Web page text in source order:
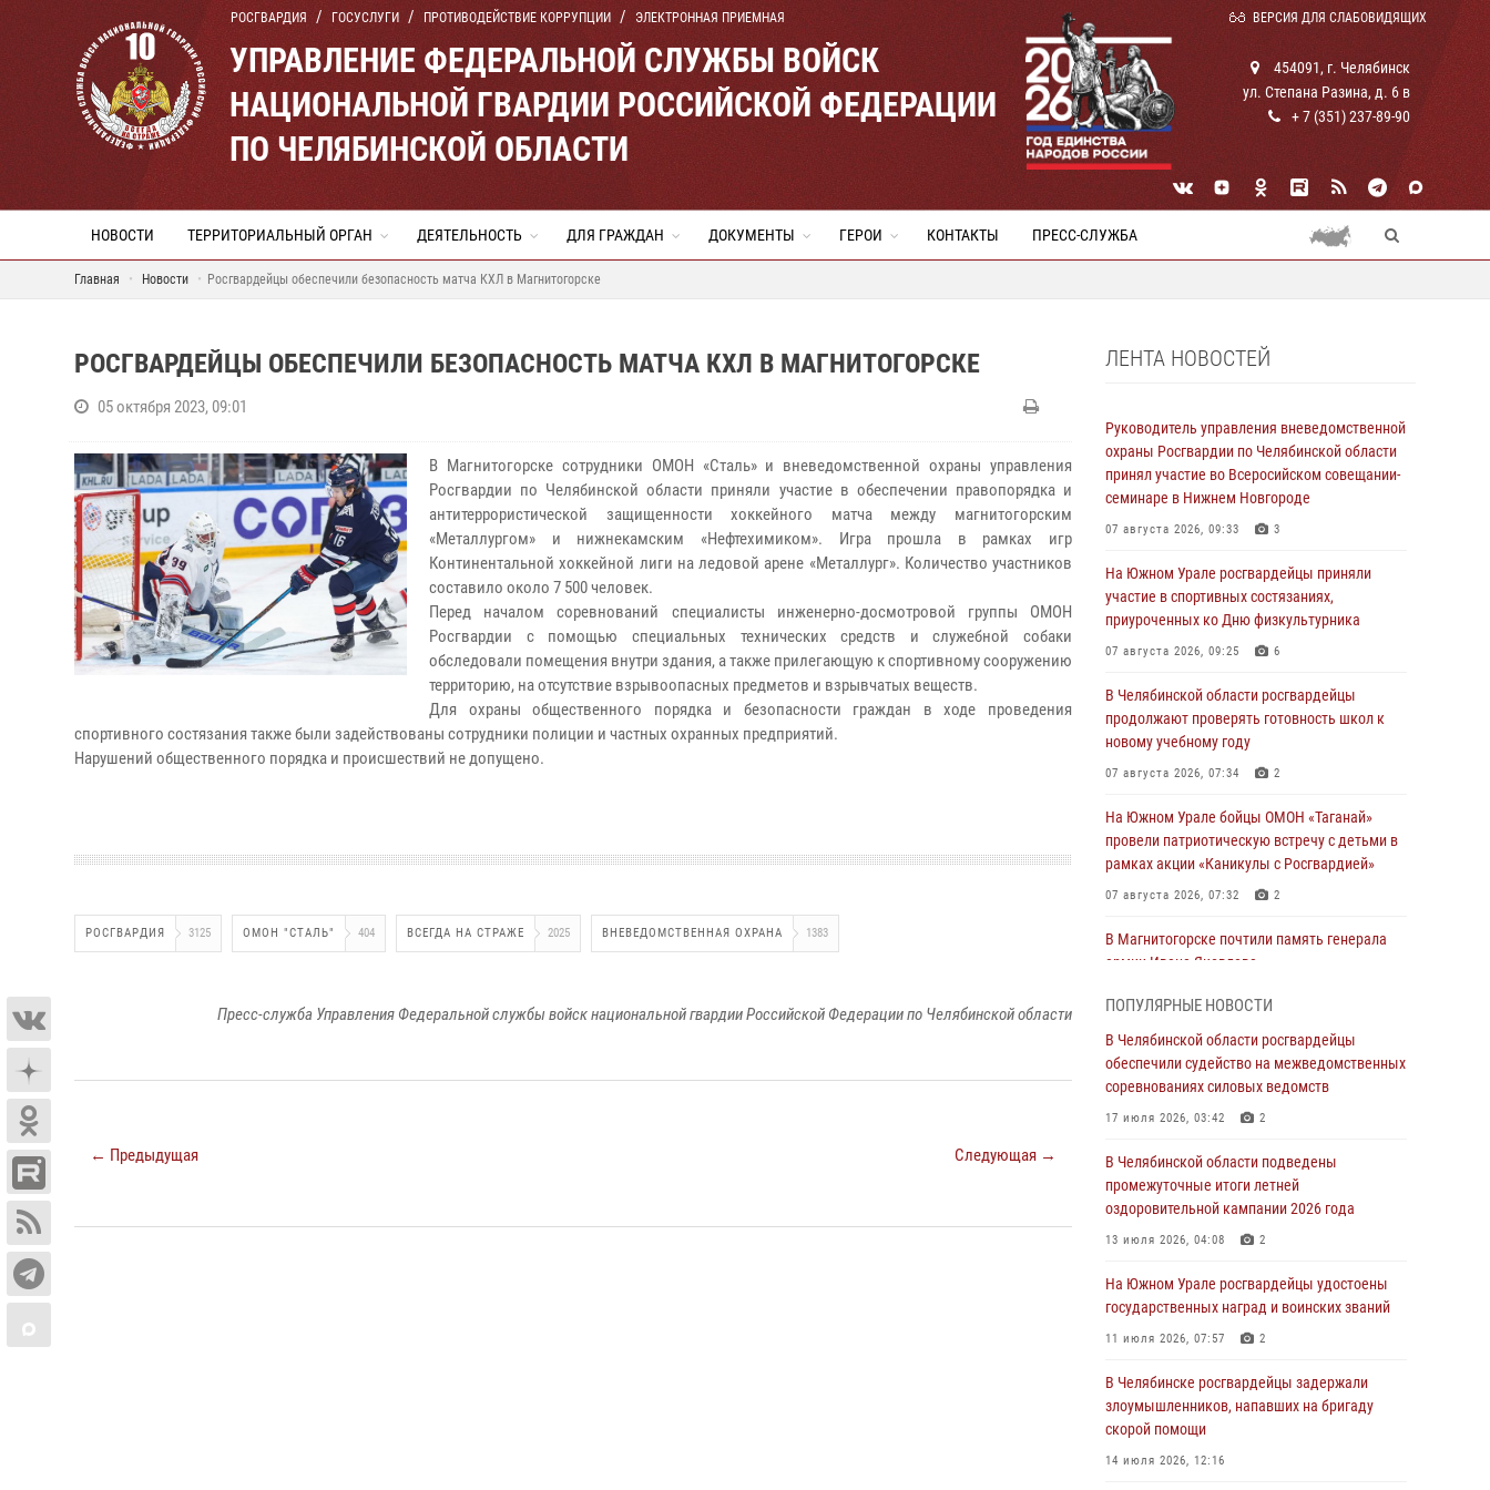
РОСГВАРДИЯ ГОСУСЛУГИ ПРОТИВОДЕЙСТВИЕ КОРРУПЦИИ ЭЛЕКТРОННАЯ ПРИЕМНАЯ ВЕРСИЯ ДЛЯ СЛАБОВИДЯЩИХ
УПРАВЛЕНИЕ ФЕДЕРАЛЬНОЙ СЛУЖБЫ ВОЙСК
НАЦИОНАЛЬНОЙ ГВАРДИИ РОССИЙСКОЙ ФЕДЕРАЦИИ
ПО ЧЕЛЯБИНСКОЙ ОБЛАСТИ
454091, г. Челябинск
ул. Степана Разина, д. 6 в
+ 7 (351) 237-89-90
НОВОСТИ ТЕРРИТОРИАЛЬНЫЙ ОРГАН ДЕЯТЕЛЬНОСТЬ ДЛЯ ГРАЖДАН ДОКУМЕНТЫ ГЕРОИ КОНТАКТЫ ПРЕСС-СЛУЖБА
Главная Новости Росгвардейцы обеспечили безопасность матча КХЛ в Магнитогорске
РОСГВАРДЕЙЦЫ ОБЕСПЕЧИЛИ БЕЗОПАСНОСТЬ МАТЧА КХЛ В МАГНИТОГОРСКЕ
05 октября 2023, 09:01
В Магнитогорске сотрудники ОМОН «Сталь» и вневедомственной охраны управления
Росгвардии по Челябинской области приняли участие в обеспечении правопорядка и
антитеррористической защищенности хоккейного матча между магнитогорским
«Металлургом» и нижнекамским «Нефтехимиком». Игра прошла в рамках игр
Континентальной хоккейной лиги на ледовой арене «Металлург». Количество участников
составило около 7 500 человек.
Перед началом соревнований специалисты инженерно-досмотровой группы ОМОН
Росгвардии с помощью специальных технических средств и служебной собаки
обследовали помещения внутри здания, а также прилегающую к спортивному сооружению
территорию, на отсутствие взрывоопасных предметов и взрывчатых веществ.
Для охраны общественного порядка и безопасности граждан в ходе проведения
спортивного состязания также были задействованы сотрудники полиции и частных охранных предприятий.
Нарушений общественного порядка и происшествий не допущено.
РОСГВАРДИЯ 3125 ОМОН "СТАЛЬ" 404 ВСЕГДА НА СТРАЖЕ 2025 ВНЕВЕДОМСТВЕННАЯ ОХРАНА 1383
Пресс-служба Управления Федеральной службы войск национальной гвардии Российской Федерации по Челябинской области
← Предыдущая Следующая →
ЛЕНТА НОВОСТЕЙ
Руководитель управления вневедомственной
охраны Росгвардии по Челябинской области
принял участие во Всеросийском совещании-
семинаре в Нижнем Новгороде
07 августа 2026, 09:33 3
На Южном Урале росгвардейцы приняли
участие в спортивных состязаниях,
приуроченных ко Дню физкультурника
07 августа 2026, 09:25 6
В Челябинской области росгвардейцы
продолжают проверять готовность школ к
новому учебному году
07 августа 2026, 07:34 2
На Южном Урале бойцы ОМОН «Таганай»
провели патриотическую встречу с детьми в
рамках акции «Каникулы с Росгвардией»
07 августа 2026, 07:32 2
В Магнитогорске почтили память генерала
армии Ивана Яковлева
В Магнитогорске сотрудники Росгвардии
задержали рецидивиста за хищение алкоголя
из супермаркета
05 августа 2026, 06:06
На Южном Урале спецназ Росгвардии провел
военно-полевые сборы для кадетов
04 августа 2026, 10:03 1
воров в Челябинске
04 августа 2026, 10:00
задержали подозреваемого в совершении
убийства
03 августа 2026, 11:41
ПОПУЛЯРНЫЕ НОВОСТИ
В Челябинской области росгвардейцы
обеспечили судейство на межведомственных
соревнованиях силовых ведомств
17 июля 2026, 03:42 2
В Челябинской области подведены
промежуточные итоги летней
оздоровительной кампании 2026 года
13 июля 2026, 04:08 2
На Южном Урале росгвардейцы удостоены
государственных наград и воинских званий
11 июля 2026, 07:57 2
В Челябинске росгвардейцы задержали
злоумышленников, напавших на бригаду
скорой помощи
14 июля 2026, 12:16